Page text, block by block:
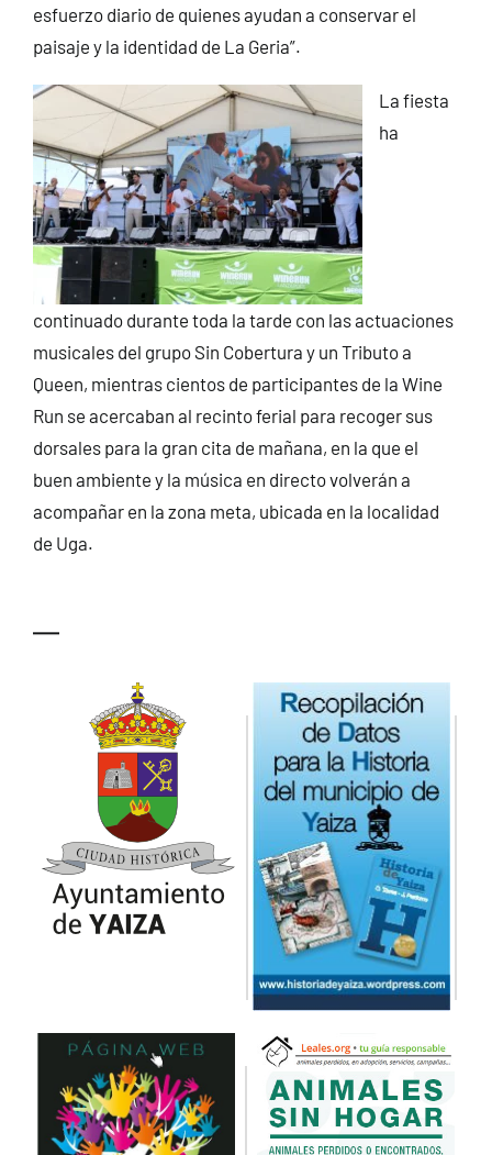
esfuerzo diario de quienes ayudan a conservar el
paisaje y la identidad de La Geria”.
La fiesta
ha
continuado durante toda la tarde con las actuaciones
musicales del grupo Sin Cobertura y un Tributo a
Queen, mientras cientos de participantes de la Wine
Run se acercaban al recinto ferial para recoger sus
dorsales para la gran cita de mañana, en la que el
buen ambiente y la música en directo volverán a
acompañar en la zona meta, ubicada en la localidad
de Uga.
—